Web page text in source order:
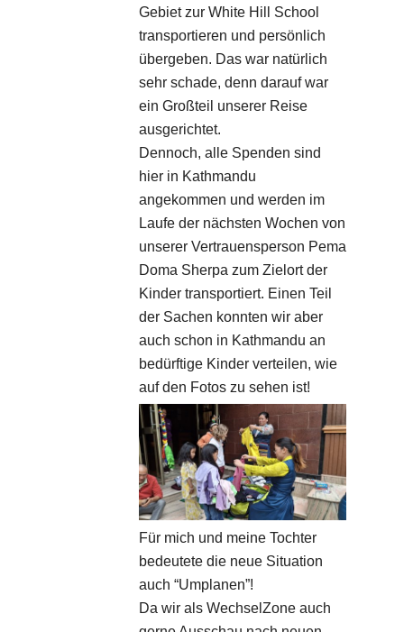
Gebiet zur White Hill School
transportieren und persönlich
übergeben. Das war natürlich
sehr schade, denn darauf war
ein Großteil unserer Reise
ausgerichtet.
Dennoch, alle Spenden sind
hier in Kathmandu
angekommen und werden im
Laufe der nächsten Wochen von
unserer Vertrauensperson Pema
Doma Sherpa zum Zielort der
Kinder transportiert. Einen Teil
der Sachen konnten wir aber
auch schon in Kathmandu an
bedürftige Kinder verteilen, wie
auf den Fotos zu sehen ist!
Für mich und meine Tochter
bedeutete die neue Situation
auch “Umplanen”!
Da wir als WechselZone auch